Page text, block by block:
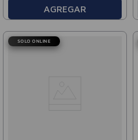
AGREGAR
SOLO ONLINE